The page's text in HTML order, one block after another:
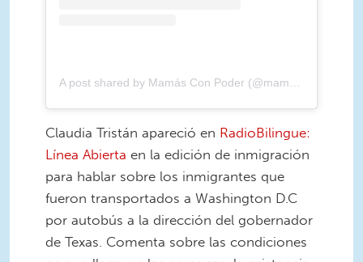
Claudia Tristán apareció en RadioBilingue:
Línea Abierta en la edición de inmigración
para hablar sobre los inmigrantes que
fueron transportados a Washington D.C
por autobús a la dirección del gobernador
de Texas. Comenta sobre las condiciones